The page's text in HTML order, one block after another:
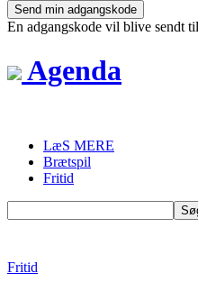
En adgangskode vil blive sendt
Agenda
LæS MERE
Brætspil
Fritid
Fritid